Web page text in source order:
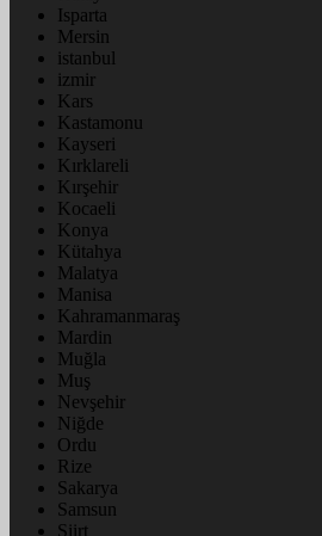
Isparta
Mersin
istanbul
izmir
Kars
Kastamonu
Kayseri
Kırklareli
Kırşehir
Kocaeli
Konya
Kütahya
Malatya
Manisa
Kahramanmaraş
Mardin
Muğla
Muş
Nevşehir
Niğde
Ordu
Rize
Sakarya
Samsun
Siirt